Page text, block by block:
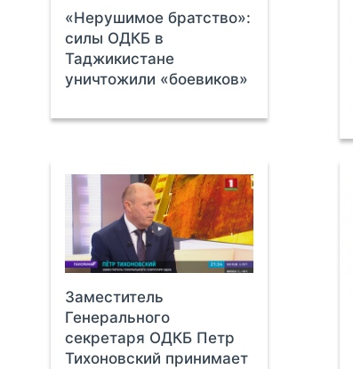
«Нерушимое братство»:
силы ОДКБ в
Таджикистане
уничтожили «боевиков»
Заместитель
Генерального
секретаря ОДКБ Петр
Тихоновский принимает